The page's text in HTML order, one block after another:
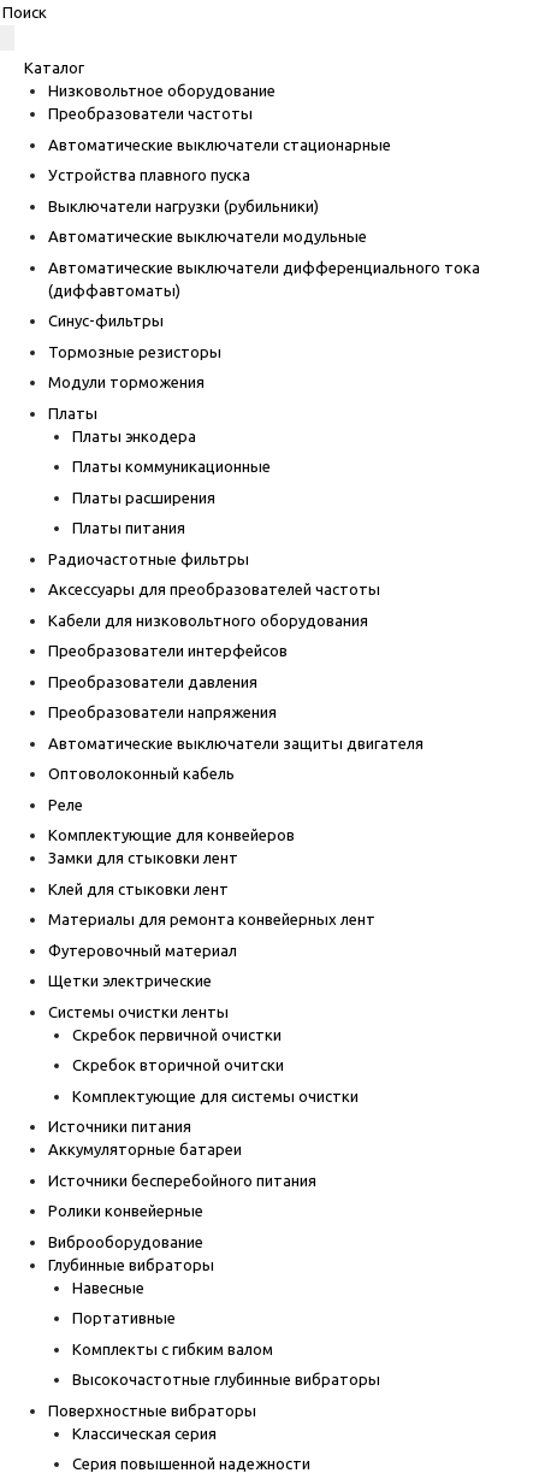
Каталог
Низковольтное оборудование
Преобразователи частоты
Автоматические выключатели стационарные
Устройства плавного пуска
Выключатели нагрузки (рубильники)
Автоматические выключатели модульные
Автоматические выключатели дифференциального тока
(диффавтоматы)
Синус-фильтры
Тормозные резисторы
Модули торможения
Платы
Платы энкодера
Платы коммуникационные
Платы расширения
Платы питания
Радиочастотные фильтры
Аксессуары для преобразователей частоты
Кабели для низковольтного оборудования
Преобразователи интерфейсов
Преобразователи давления
Преобразователи напряжения
Автоматические выключатели защиты двигателя
Оптоволоконный кабель
Реле
Комплектующие для конвейеров
Замки для стыковки лент
Клей для стыковки лент
Материалы для ремонта конвейерных лент
Футеровочный материал
Щетки электрические
Системы очистки ленты
Скребок первичной очистки
Скребок вторичной очитски
Комплектующие для системы очистки
Источники питания
Аккумуляторные батареи
Источники бесперебойного питания
Ролики конвейерные
Виброоборудование
Глубинные вибраторы
Навесные
Портативные
Комплекты с гибким валом
Высокочастотные глубинные вибраторы
Поверхностные вибраторы
Классическая серия
Серия повышенной надежности